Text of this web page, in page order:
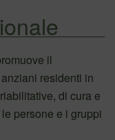
il
residenti in
di cura e
persone e i gruppi